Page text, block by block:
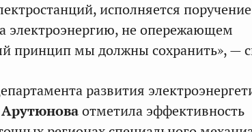
исполняется поручение
электроэнергию, не опережающем
принцип мы должны сохранить», —
развития
Арутюноваотметила эффективность